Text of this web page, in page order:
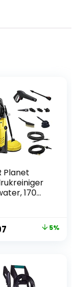
Planet
170
€192.97.
5%